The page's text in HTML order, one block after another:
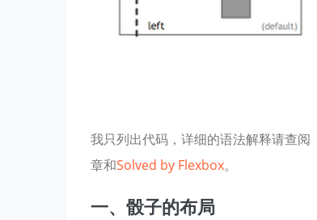
我只列出代码，详细的语法解释请查阅
章和Solved by Flexbox。
一、骰子的布局